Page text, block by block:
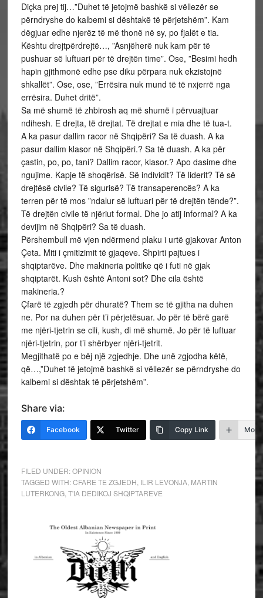
Diçka prej tij…”Duhet të jetojmë bashkë si vëllezër se
përndryshe do kalbemi si dështakë të përjetshëm”. Kam
dëgjuar edhe njerëz të më thonë në sy, po fjalët e tia.
Kështu drejtpërdrejtë…, ”Asnjëherë nuk kam për të
pushuar së luftuari për të drejtën time”. Ose, ”Besimi hedh
hapin gjithmonë edhe pse diku përpara nuk ekzistojnë
shkallët”. Ose, ose, ”Errësira nuk mund të të nxjerrë nga
errësira. Duhet dritë”.
Sa më shumë të zhbirosh aq më shumë i përvuajtuar
ndihesh. E drejta, të drejtat. Të drejtat e mia dhe të tua-t.
A ka pasur dallim racor në Shqipëri? Sa të duash. A ka
pasur dallim klasor në Shqipëri.? Sa të duash. A ka për
çastin, po, po, tani? Dallim racor, klasor.? Apo dasime dhe
ngujime. Kapje të shoqërisë. Së individit? Të liderit? Të së
drejtësë civile? Të sigurisë? Të transaperencës? A ka
terren për të mos ”ndalur së luftuari për të drejtën tënde?”.
Të drejtën civile të njëriut formal. Dhe jo atij informal? A ka
devijim në Shqipëri? Sa të duash.
Përshembull më vjen ndërmend plaku i urtë gjakovar Anton
Çeta. Miti i çmitizimit të gjaqeve. Shpirti pajtues i
shqiptarëve. Dhe makineria politike që i futi në gjak
shqiptarët. Kush është Antoni sot? Dhe cila është
makineria.?
Çfarë të zgjedh për dhuratë? Them se të gjitha na duhen
ne. Por na duhen për t’i përjetësuar. Jo për të bërë garë
me njëri-tjetrin se cili, kush, di më shumë. Jo për të luftuar
njëri-tjetrin, por t’i shërbyer njëri-tjetrit.
Megjithatë po e bëj një zgjedhje. Dhe unë zgjodha këtë,
që…,”Duhet të jetojmë bashkë si vëllezër se përndryshe do
kalbemi si dështak të përjetshëm”.
Share via:
Facebook Twitter Copy Link More
FILED UNDER:OPINION
TAGGED WITH:CFARE TE ZGJEDH ILIR LEVONJA, MARTIN
LUTERKONG, T'IA DEDIKOJ SHQIPTAREVE